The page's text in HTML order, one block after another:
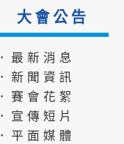
大會公告
．最新消息
．新聞資訊
．賽會花絮
．宣傳短片
．平面媒體